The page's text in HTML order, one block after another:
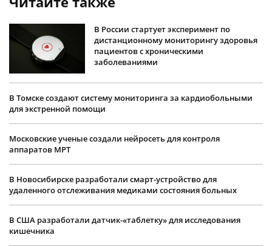
В России стартует эксперимент по
дистанционному мониторингу здоровья
пациентов с хроническими
заболеваниями
В Томске создают систему мониторинга за кардиобольными
для экстренной помощи
Московские ученые создали нейросеть для контроля
аппаратов МРТ
В Новосибирске разработали смарт-устройство для
удаленного отслеживания медиками состояния больных
В США разработали датчик-«таблетку» для исследования
кишечника